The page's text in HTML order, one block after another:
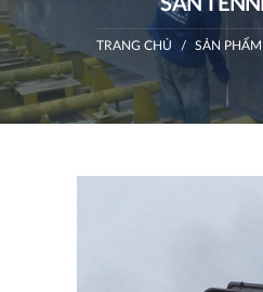
TRANG CHỦ SẢN PHẨM